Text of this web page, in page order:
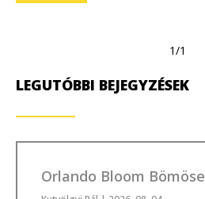
1/1
LEGUTÓBBI BEJEGYZÉSEK
Orlando Bloom Bömöse